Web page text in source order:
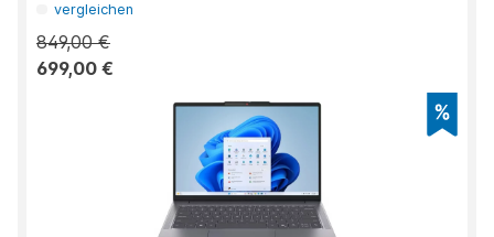
vergleichen
849,00 €
699,00 €